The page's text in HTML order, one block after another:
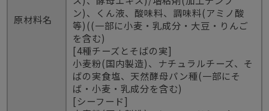
原材料名
ン)、くん液、酸味料、調味料(アミノ酸
等)((一部に小麦・乳成分・大豆・りんご
を含む)
[4種チーズとそばの実]
小麦粉(国内製造)、ナチュラルチーズ、そ
ばの実食塩、天然酵母パン種(一部にそ
ば・小麦・乳成分を含む)
[シーフード]